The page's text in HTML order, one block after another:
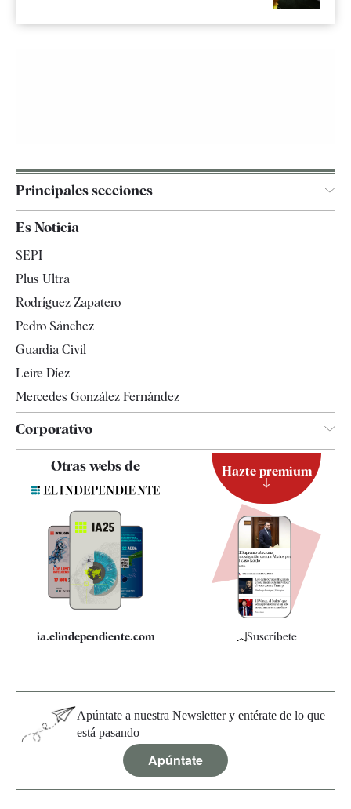
Principales secciones
Televisión
Es Noticia
SEPI
Plus Ultra
Rodríguez Zapatero
Pedro Sánchez
Guardia Civil
Leire Díez
Mercedes González Fernández
Corporativo
Quiénes somos
Especificaciones
Otras webs de
ia.elindependiente.com
Hazte premium
Suscríbete
Apúntate a nuestra Newsletter y entérate de lo que
está pasando
Apúntate